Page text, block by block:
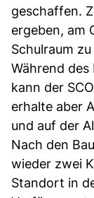
geschaffen.
ergeben, am
Schulraum
Während des
kann der
erhalte aber
und auf der
Nach den
wieder zwei
Standort in